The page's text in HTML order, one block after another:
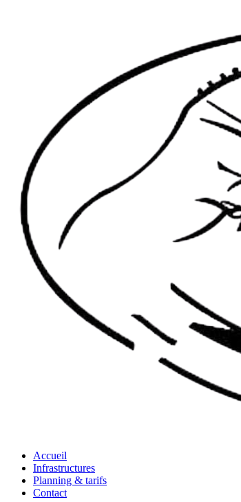
Accueil
Infrastructures
Planning & tarifs
Contact